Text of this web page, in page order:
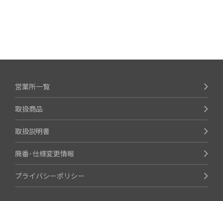
営業所一覧
取扱商品
取扱説明書
廃番･仕様変更情報
プライバシーポリシー